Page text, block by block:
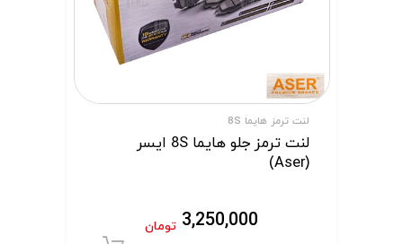
لنت ترمز هایما 8S
لنت ترمز جلو هایما 8S ایسر
(Aser)
3,250,000 تومان